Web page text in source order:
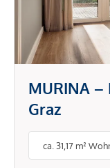
MURINA
Graz
ca. 31,17 m²